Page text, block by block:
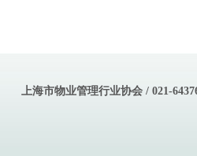
上海市物业管理行业协会 / 021-